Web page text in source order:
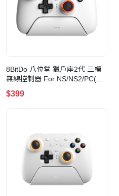
8BitDo 八位堂 獵戶座2代 三模
無線控制器 For NS/NS2/PC(白
色)
$399